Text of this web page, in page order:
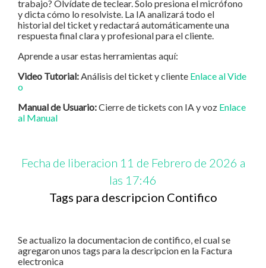
trabajo? Olvídate de teclear. Solo presiona el micrófono
y dicta cómo lo resolviste. La IA analizará todo el
historial del ticket y redactará automáticamente una
respuesta final clara y profesional para el cliente.
Aprende a usar estas herramientas aquí:
Video Tutorial:Análisis del ticket y cliente Enlace al Vide
o
Manual de Usuario:Cierre de tickets con IA y voz Enlace
al Manual
Fecha de liberacion 11 de Febrero de 2026 a
las 17:46
Tags para descripcion Contifico
Se actualizo la documentacion de contifico, el cual se
agregaron unos tags para la descripcion en la Factura
electronica